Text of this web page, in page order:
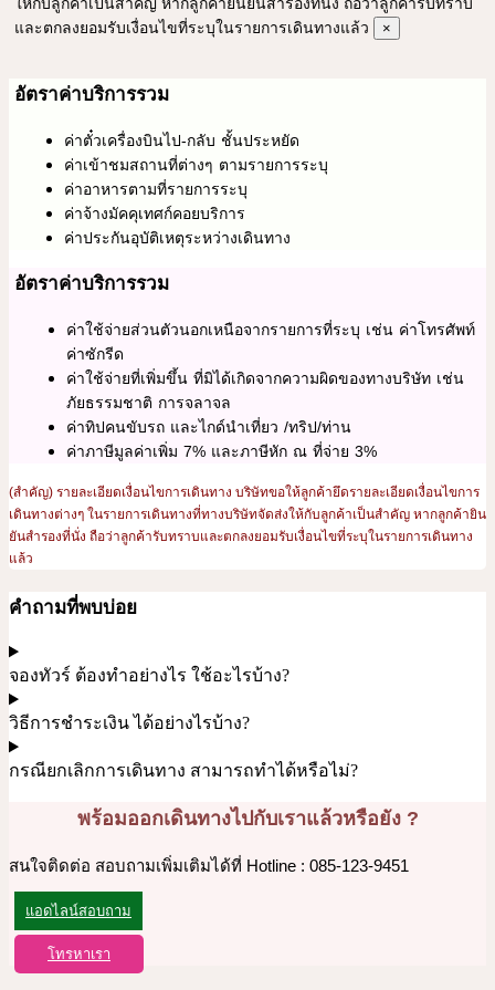
ให้กับลูกค้าเป็นสำคัญ หากลูกค้ายินยันสำรองที่นั่ง ถือว่าลูกค้ารับทราบ
และตกลงยอมรับเงื่อนไขที่ระบุในรายการเดินทางแล้ว
×
อัตราค่าบริการรวม
ค่าตั๋วเครื่องบินไป-กลับ ชั้นประหยัด
ค่าเข้าชมสถานที่ต่างๆ ตามรายการระบุ
ค่าอาหารตามที่รายการระบุ
ค่าจ้างมัคคุเทศก์คอยบริการ
ค่าประกันอุบัติเหตุระหว่างเดินทาง
อัตราค่าบริการรวม
ค่าใช้จ่ายส่วนตัวนอกเหนือจากรายการที่ระบุ เช่น ค่าโทรศัพท์
ค่าซักรีด
ค่าใช้จ่ายที่เพิ่มขึ้น ที่มิได้เกิดจากความผิดของทางบริษัท เช่น
ภัยธรรมชาติ การจลาจล
ค่าทิปคนขับรถ และไกด์นำเที่ยว /ทริป/ท่าน
ค่าภาษีมูลค่าเพิ่ม 7% และภาษีหัก ณ ที่จ่าย 3%
(สำคัญ) รายละเอียดเงื่อนไขการเดินทาง บริษัทขอให้ลูกค้ายึดรายละเอียดเงื่อนไขการ
เดินทางต่างๆ ในรายการเดินทางที่ทางบริษัทจัดส่งให้กับลูกค้าเป็นสำคัญ หากลูกค้ายิน
ยันสำรองที่นั่ง ถือว่าลูกค้ารับทราบและตกลงยอมรับเงื่อนไขที่ระบุในรายการเดินทาง
แล้ว
คำถามที่พบบ่อย
จองทัวร์ ต้องทำอย่างไร ใช้อะไรบ้าง?
วิธีการชำระเงิน ได้อย่างไรบ้าง?
กรณียกเลิกการเดินทาง สามารถทำได้หรือไม่?
พร้อมออกเดินทางไปกับเราแล้วหรือยัง ?
สนใจติดต่อ สอบถามเพิ่มเติมได้ที่ Hotline : 085-123-9451
แอดไลน์สอบถาม
โทรหาเรา